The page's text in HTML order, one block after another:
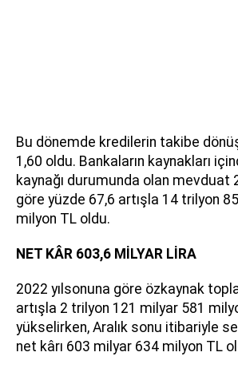
Bu dönemde kredilerin takibe
1,60 oldu. Bankaların kaynakları
kaynağı durumunda olan mevduat
göre yüzde 67,6 artışla 14 trilyon
milyon TL oldu.
NET KÂR 603,6 MİLYAR LİRA
2022 yılsonuna göre özkaynak
artışla 2 trilyon 121 milyar 581
yükselirken, Aralık sonu itibariyle
net kârı 603 milyar 634 milyon TL